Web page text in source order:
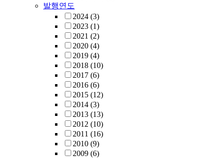
발행연도
2024 (3)
2023 (1)
2021 (2)
2020 (4)
2019 (4)
2018 (10)
2017 (6)
2016 (6)
2015 (12)
2014 (3)
2013 (13)
2012 (10)
2011 (16)
2010 (9)
2009 (6)